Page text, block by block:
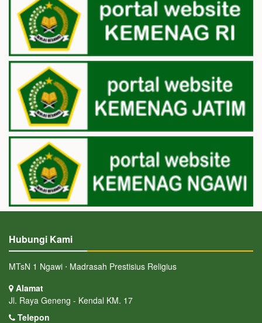
Hubungi Kami
MTsN 1 Ngawi ⋅ Madrasah Prestisius Religius
Alamat
Jl. Raya Geneng - Kendal KM. 17
Telepon